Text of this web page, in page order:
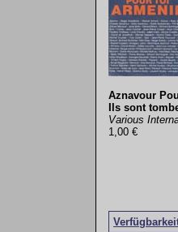
Aznavour
Ils sont
Various
1,00 €